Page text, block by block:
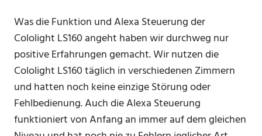
Was die Funktion und Alexa Steuerung der
Cololight LS160 angeht haben wir durchweg nur
positive Erfahrungen gemacht. Wir nutzen die
Cololight LS160 täglich in verschiedenen Zimmern
und hatten noch keine einzige Störung oder
Fehlbedienung. Auch die Alexa Steuerung
funktioniert von Anfang an immer auf dem gleichen